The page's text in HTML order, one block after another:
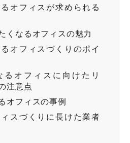
オフィスが求められる
くなるオフィスの魅力
オフィスづくりのポイ
るオフィスに向けたリ
注意点
オフィスの事例
スづくりに長けた業者